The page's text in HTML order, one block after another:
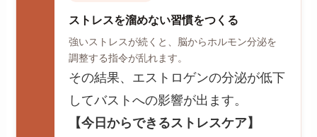
ストレスを溜めない習慣をつくる
強いストレスが続くと、脳からホルモン分泌を
調整する指令が乱れます。
その結果、エストロゲンの分泌が低下
してバストへの影響が出ます。
【今日からできるストレスケア】